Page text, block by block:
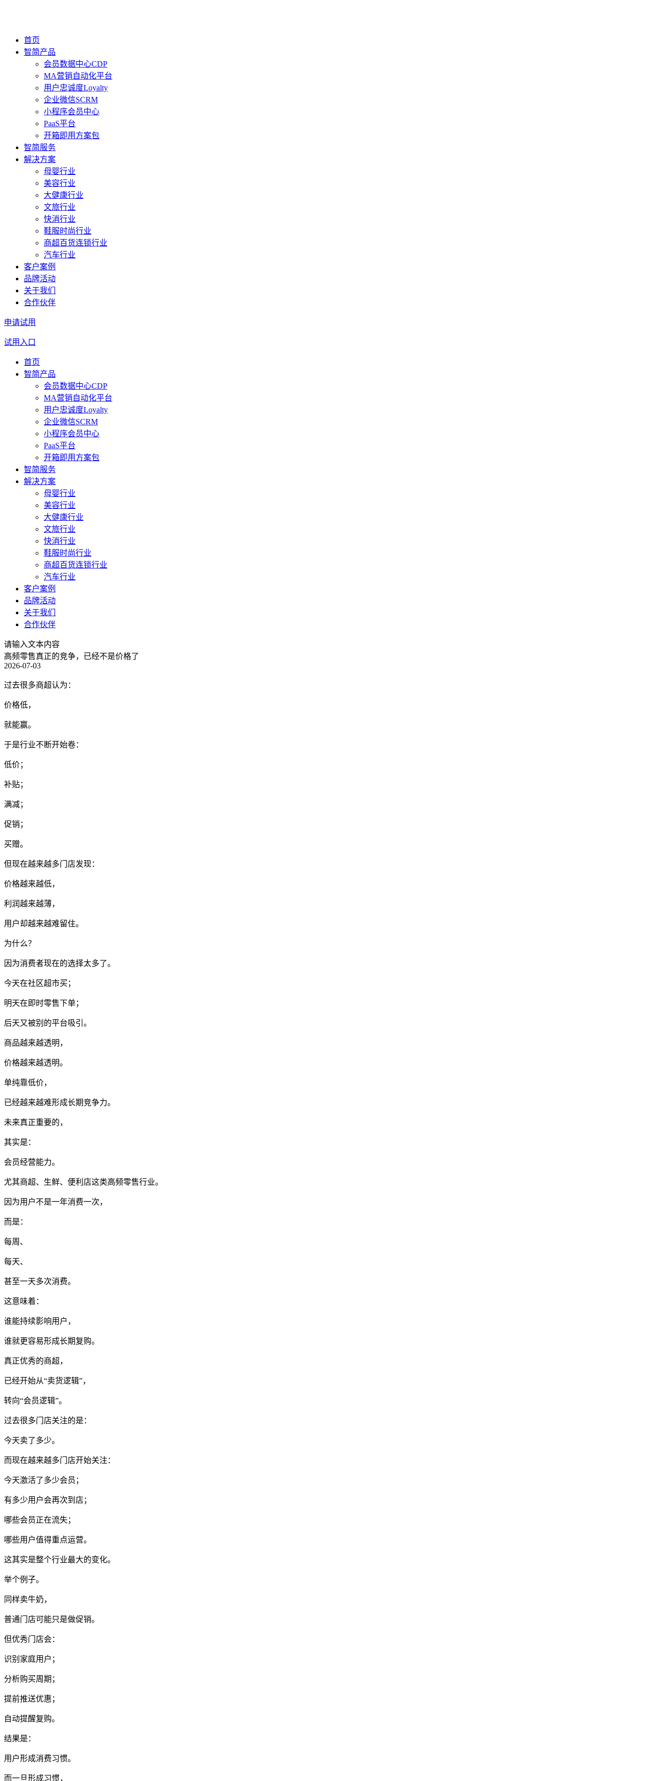
首页
智简产品
会员数据中心CDP
MA营销自动化平台
用户忠诚度Loyalty
企业微信SCRM
小程序会员中心
PaaS平台
开箱即用方案包
智简服务
解决方案
母婴行业
美容行业
大健康行业
文旅行业
快消行业
鞋服时尚行业
商超百货连锁行业
汽车行业
客户案例
品牌活动
关于我们
合作伙伴
申请试用
试用入口
首页
智简产品
会员数据中心CDP
MA营销自动化平台
用户忠诚度Loyalty
企业微信SCRM
小程序会员中心
PaaS平台
开箱即用方案包
智简服务
解决方案
母婴行业
美容行业
大健康行业
文旅行业
快消行业
鞋服时尚行业
商超百货连锁行业
汽车行业
客户案例
品牌活动
关于我们
合作伙伴
请输入文本内容
高频零售真正的竞争，已经不是价格了
2026-07-03
过去很多商超认为：
价格低，
就能赢。
于是行业不断开始卷：
低价；
补贴；
满减；
促销；
买赠。
但现在越来越多门店发现：
价格越来越低，
利润越来越薄，
用户却越来越难留住。
为什么？
因为消费者现在的选择太多了。
今天在社区超市买；
明天在即时零售下单；
后天又被别的平台吸引。
商品越来越透明，
价格越来越透明。
单纯靠低价，
已经越来越难形成长期竞争力。
未来真正重要的，
其实是：
会员经营能力。
尤其商超、生鲜、便利店这类高频零售行业。
因为用户不是一年消费一次，
而是：
每周、
每天、
甚至一天多次消费。
这意味着：
谁能持续影响用户，
谁就更容易形成长期复购。
真正优秀的商超，
已经开始从“卖货逻辑”，
转向“会员逻辑”。
过去很多门店关注的是：
今天卖了多少。
而现在越来越多门店开始关注：
今天激活了多少会员；
有多少用户会再次到店；
哪些会员正在流失；
哪些用户值得重点运营。
这其实是整个行业最大的变化。
举个例子。
同样卖牛奶，
普通门店可能只是做促销。
但优秀门店会：
识别家庭用户；
分析购买周期；
提前推送优惠；
自动提醒复购。
结果是：
用户形成消费习惯。
而一旦形成习惯，